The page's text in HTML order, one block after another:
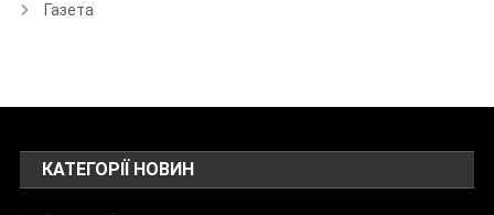
Газета
КАТЕГОРІЇ НОВИН